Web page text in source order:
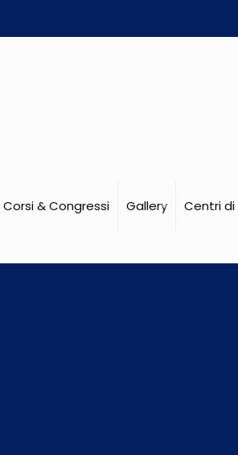
Corsi & Congressi Gallery Centri